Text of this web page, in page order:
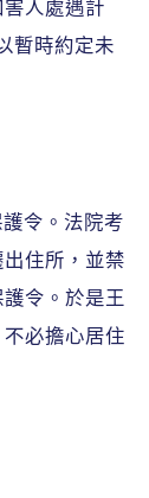
人處遇計
暫時約定未
令。法院考
住所，並禁
令。於是王
必擔心居住